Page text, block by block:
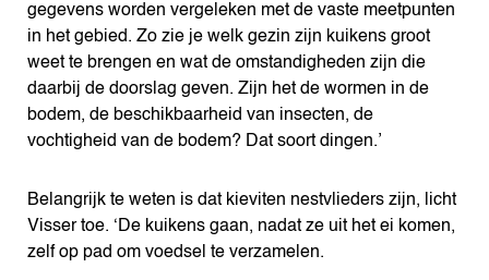
gegevens worden vergeleken met de vaste meetpunten
in het gebied. Zo zie je welk gezin zijn kuikens groot
weet te brengen en wat de omstandigheden zijn die
daarbij de doorslag geven. Zijn het de wormen in de
bodem, de beschikbaarheid van insecten, de
vochtigheid van de bodem? Dat soort dingen.’
Belangrijk te weten is dat kieviten nestvlieders zijn, licht
Visser toe. ‘De kuikens gaan, nadat ze uit het ei komen,
zelf op pad om voedsel te verzamelen.